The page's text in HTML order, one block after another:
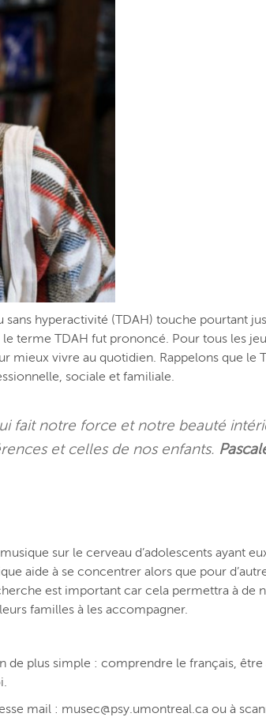
hyperactivité (TDAH) touche pourtant
terme TDAH fut prononcé. Pour tous les
mieux vivre au quotidien. Rappelons que le
sociale et familiale.
fait notre force et notre beauté
et celles de nos enfants.
sur le cerveau d’adolescents ayant
aide à se concentrer alors que pour
est important car cela permettra à de
familles à les accompagner.
de plus simple : comprendre le français,
mail : musec@psy.umontreal.ca ou à